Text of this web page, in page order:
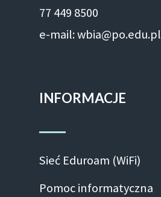
77 449 8500
e-mail: wbia@po.edu.pl
INFORMACJE
Sieć Eduroam (WiFi)
Pomoc informatyczna